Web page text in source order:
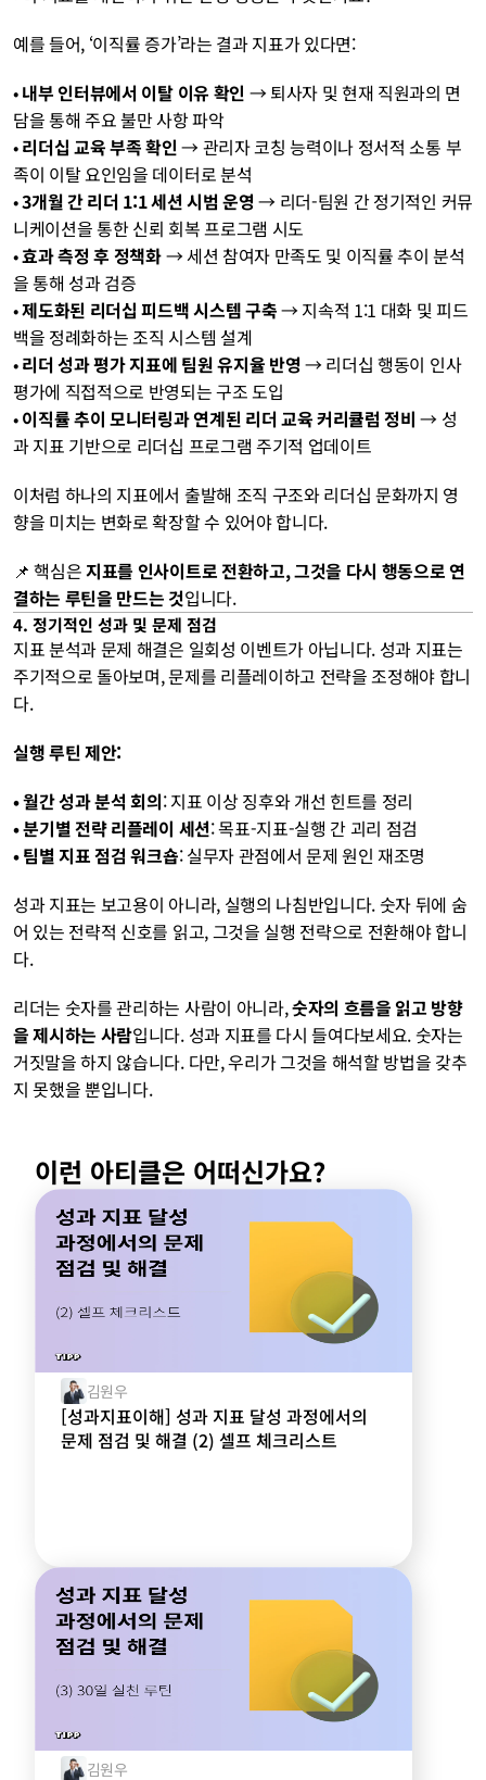
예를 들어, ‘이직률 증가’라는 결과 지표가 있다면:
• 내부 인터뷰에서 이탈 이유 확인 → 퇴사자 및 현재 직원과의 면
담을 통해 주요 불만 사항 파악
• 리더십 교육 부족 확인 → 관리자 코칭 능력이나 정서적 소통 부
족이 이탈 요인임을 데이터로 분석
• 3개월 간 리더 1:1 세션 시범 운영 → 리더-팀원 간 정기적인 커뮤
니케이션을 통한 신뢰 회복 프로그램 시도
• 효과 측정 후 정책화 → 세션 참여자 만족도 및 이직률 추이 분석
을 통해 성과 검증
• 제도화된 리더십 피드백 시스템 구축 → 지속적 1:1 대화 및 피드
백을 정례화하는 조직 시스템 설계
• 리더 성과 평가 지표에 팀원 유지율 반영 → 리더십 행동이 인사
평가에 직접적으로 반영되는 구조 도입
• 이직률 추이 모니터링과 연계된 리더 교육 커리큘럼 정비 → 성
과 지표 기반으로 리더십 프로그램 주기적 업데이트
이처럼 하나의 지표에서 출발해 조직 구조와 리더십 문화까지 영
향을 미치는 변화로 확장할 수 있어야 합니다.
📌 핵심은 지표를 인사이트로 전환하고, 그것을 다시 행동으로 연
결하는 루틴을 만드는 것입니다.
4. 정기적인 성과 및 문제 점검
지표 분석과 문제 해결은 일회성 이벤트가 아닙니다. 성과 지표는
주기적으로 돌아보며, 문제를 리플레이하고 전략을 조정해야 합니
다.
실행 루틴 제안:
• 월간 성과 분석 회의: 지표 이상 징후와 개선 힌트를 정리
• 분기별 전략 리플레이 세션: 목표-지표-실행 간 괴리 점검
• 팀별 지표 점검 워크숍: 실무자 관점에서 문제 원인 재조명
성과 지표는 보고용이 아니라, 실행의 나침반입니다. 숫자 뒤에 숨
어 있는 전략적 신호를 읽고, 그것을 실행 전략으로 전환해야 합니
다.
리더는 숫자를 관리하는 사람이 아니라, 숫자의 흐름을 읽고 방향
을 제시하는 사람입니다. 성과 지표를 다시 들여다보세요. 숫자는
거짓말을 하지 않습니다. 다만, 우리가 그것을 해석할 방법을 갖추
지 못했을 뿐입니다.
이런 아티클은 어떠신가요?
김원우
[성과지표이해] 성과 지표 달성 과정에서의
문제 점검 및 해결 (2) 셀프 체크리스트
김원우